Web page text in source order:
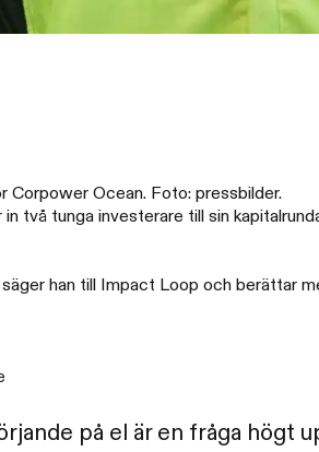
Corpower Ocean. Foto: pressbilder.
två tunga investerare till sin
han till Impact Loop och berättar
på el är en fråga högt